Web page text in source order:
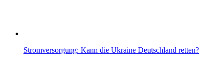
Stromversorgung: Kann die Ukraine Deutschland retten?